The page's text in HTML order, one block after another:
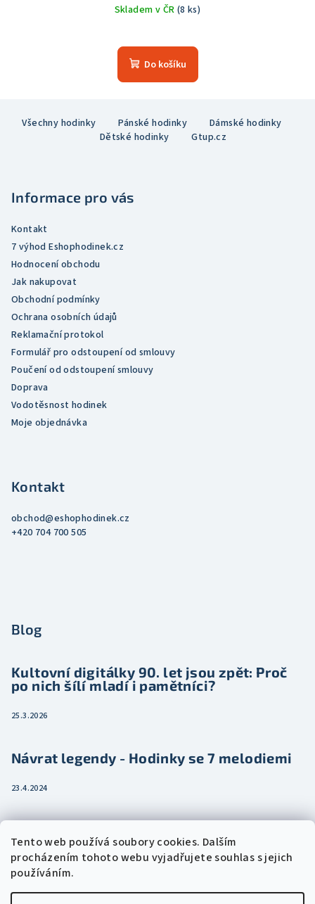
Tento web používá soubory cookies. Dalším
procházením tohoto webu vyjadřujete souhlas s jejich
používáním.
Skladem v ČR (8 ks)
hodnocení
produktu
hvězdiček.
Do košíku
Všechny hodinky Pánské hodinky
Dámské hodinky
Dětské hodinky
Gtup.cz
Informace pro vás
Kontakt
7 výhod Eshophodinek.cz
Hodnocení obchodu
Jak nakupovat
Obchodní podmínky
Ochrana osobních údajů
Reklamační protokol
Formulář pro odstoupení od smlouvy
Poučení od odstoupení smlouvy
Doprava
Vodotěsnost hodinek
Moje objednávka
Kontakt
obchod@eshophodinek.cz
+420 704 700 505
Blog
Kultovní digitálky 90. let jsou zpět: Proč
po nich šílí mladí i pamětníci?
25.3.2026
Návrat legendy - Hodinky se 7 melodiemi
23.4.2024
jako dárek
15.2.2024